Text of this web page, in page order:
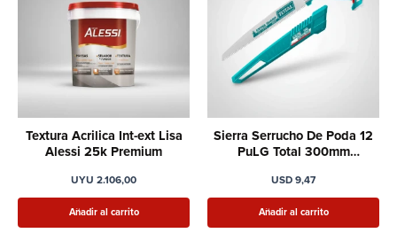
Textura Acrilica Int-ext Lisa
Alessi 25k Premium
UYU 2.106,00
Añadir al carrito
Sierra Serrucho De Poda 12
PuLG Total 300mm
USD 9,47
Añadir al carrito